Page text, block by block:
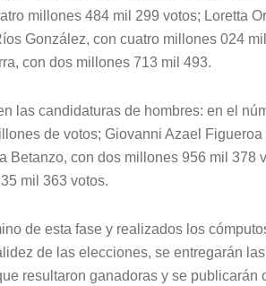
millones 484 mil 299 votos; Loretta
González, con cuatro millones 024
con dos millones 713 mil 493.
las candidaturas de hombres: en el
de votos; Giovanni Azael
Betanzo, con dos millones 956 mil 378
mil 363 votos.
de esta fase y realizados los
de las elecciones, se entregarán
resultaron ganadoras y se publicarán